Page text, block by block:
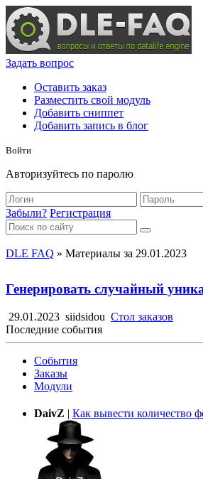
Задать вопрос
Оставить заказ
Разместить свой модуль
Добавить сниппет
Добавить запись в блог
Войти
Авторизуйтесь по паролю
Забыли? Регистрация
DLE FAQ » Материалы за 29.01.2023
Генерировать случайный
29.01.2023 siidsidou Стол заказов
Последние события
События
Заказы
Модули
DaivZ | Как вывести количество